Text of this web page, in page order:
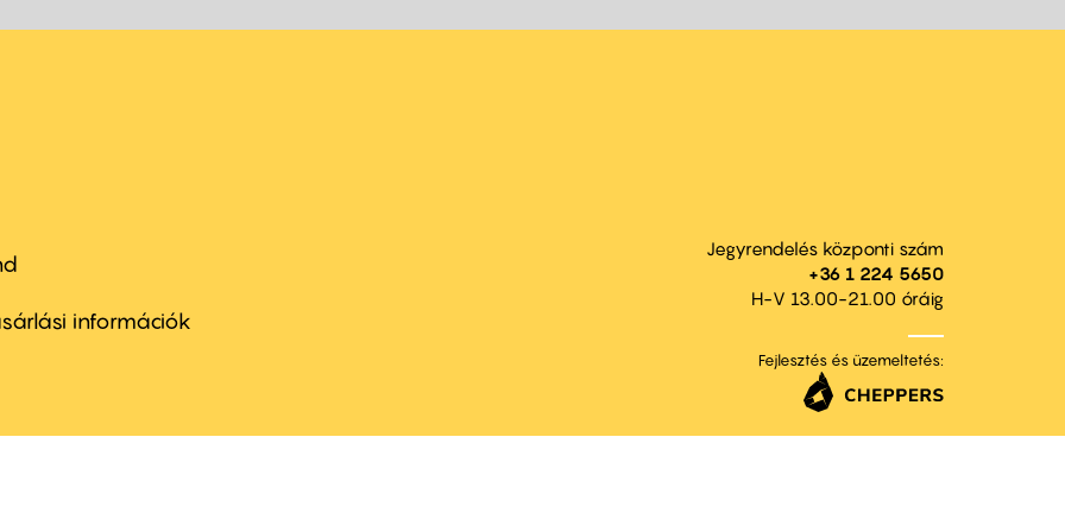
információk
Jegyrendelés központi szám
+36 1 224 5650
H-V 13.00-21.00 óráig
Fejlesztés és üzemeltetés: